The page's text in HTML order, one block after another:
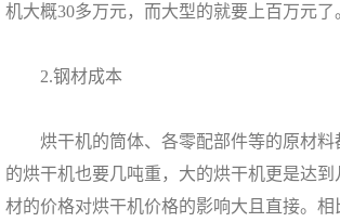
机大概30多万元，而大型的就要上百万元了
2.钢材成本
烘干机的筒体、各零配部件等的原材料
的烘干机也要几吨重，大的烘干机更是达到
材的价格对烘干机价格的影响大且直接。